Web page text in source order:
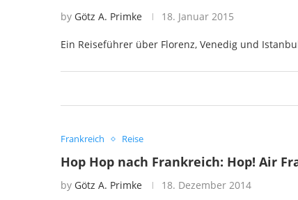
by Götz A. Primke 18. Januar 2015
Ein Reiseführer über Florenz, Venedig und
Frankreich Reise
Hop Hop nach Frankreich: Hop! Air
by Götz A. Primke 18. Dezember 2014